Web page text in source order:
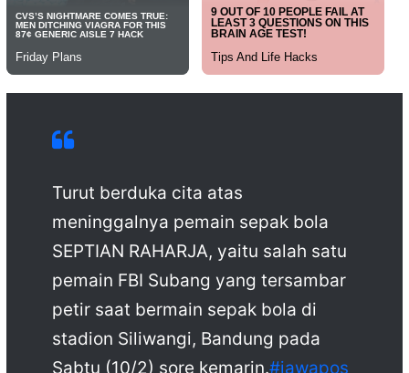
Turut berduka cita atas
meninggalnya pemain sepak bola
SEPTIAN RAHARJA, yaitu salah satu
pemain FBI Subang yang tersambar
petir saat bermain sepak bola di
stadion Siliwangi, Bandung pada
Sabtu (10/2) sore kemarin.#jawapos